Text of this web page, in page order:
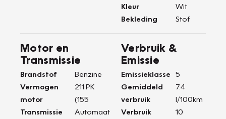
Kleur
Wit
Bekleding
Stof
Motor en
Transmissie
Brandstof
Benzine
Vermogen
motor
211 PK
(155
Transmissie
Automaat
Verbruik &
Emissie
Emissieklasse
5
Gemiddeld
verbruik
7.4
l/100km
Verbruik
10